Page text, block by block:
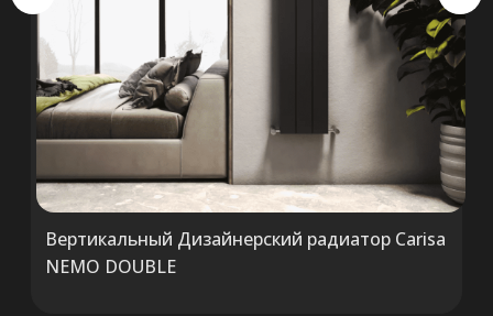
Вертикальный Дизайнерский радиатор Carisa
NEMO DOUBLE
Консультация
+375 (29) 652 34 03
ООО «ТермоАльянс», РБ, 220062, г.